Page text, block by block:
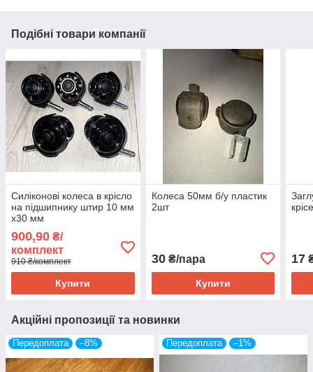
Подібні товари компанії
Силіконові колеса в крісло
на підшипнику штир 10 мм
х30 мм
900,90 ₴/
комплект
910 ₴/комплект
Купити
Колеса 50мм б/у пластик
2шт
30₴/пара
Купити
17
Акційні пропозиції та новинки
Передоплата –8% Передоплата –1%